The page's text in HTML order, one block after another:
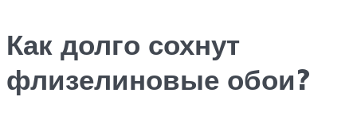
Как долго сохнут
флизелиновые обои?